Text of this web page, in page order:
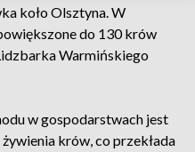
koło Olsztyna. W
do 130 krów
Warmińskiego
w gospodarstwach jest
krów, co przekłada